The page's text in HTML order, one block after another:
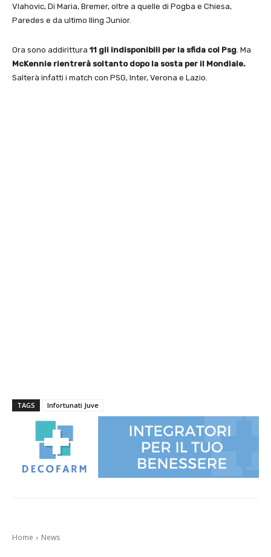
Vlahovic, Di Maria, Bremer, oltre a quelle di Pogba e Chiesa,
Paredes e da ultimo Iling Junior.
Ora sono addirittura 11 gli indisponibili per la sfida col Psg. Ma
McKennie rientrerà soltanto dopo la sosta per il Mondiale.
Salterà infatti i match con PSG, Inter, Verona e Lazio.
TAGS Infortunati Juve